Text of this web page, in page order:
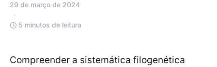
29 de março de 2024
5 minutos de leitura
Compreender a sistemática filogenética